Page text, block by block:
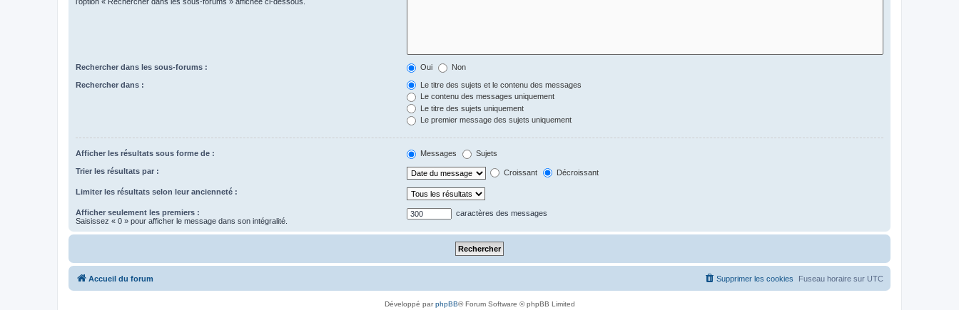
Rechercher dans les sous-forums : Oui Non
Rechercher dans :
Le titre des sujets et le contenu des messages
Le contenu des messages uniquement
Le titre des sujets uniquement
Le premier message des sujets uniquement
Afficher les résultats sous forme de : Messages Sujets
Trier les résultats par : Croissant Décroissant
Limiter les résultats selon leur ancienneté :
Afficher seulement les premiers :
Saisissez « 0 » pour afficher le message dans son intégralité.
caractères des messages
Accueil du forum Fuseau horaire sur UTC
Supprimer les cookies
Développé parphpBB® Forum Software © phpBB Limited